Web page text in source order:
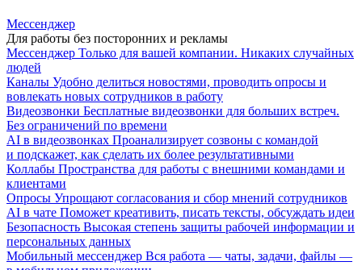
Мессенджер
Для работы без посторонних и рекламы
Мессенджер Только для вашей компании. Никаких случайных
людей
Каналы Удобно делиться новостями, проводить опросы и
вовлекать новых сотрудников в работу
Видеозвонки Бесплатные видеозвонки для больших встреч.
Без ограничений по времени
AI в видеозвонках Проанализирует созвоны с командой
и подскажет, как сделать их более результативными
Коллабы Пространства для работы с внешними командами и
клиентами
Опросы Упрощают согласования и сбор мнений сотрудников
AI в чате Поможет креативить, писать тексты, обсуждать идеи
Безопасность Высокая степень защиты рабочей информации и
персональных данных
Мобильный мессенджер Вся работа — чаты, задачи, файлы —